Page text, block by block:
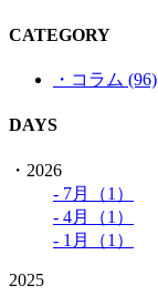
CATEGORY
・コラム (96)
DAYS
・2026
- 7月（1）
- 4月（1）
- 1月（1）
2025